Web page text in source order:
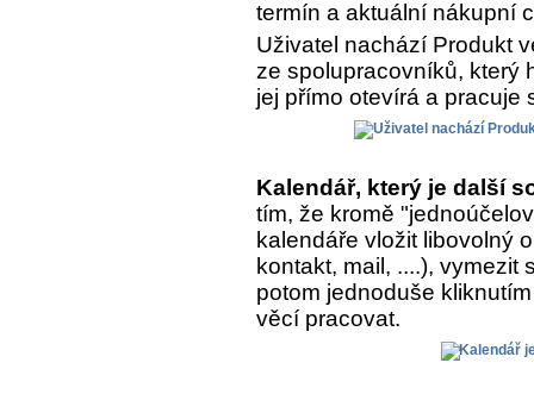
termín a aktuální nákupní
Uživatel nachází Produkt
ze spolupracovníků, který
jej přímo otevírá a pracuje
Kalendář, který je další
tím, že kromě
kalendáře vložit libovolný
kontakt, mail, ....), vymezit
potom jednoduše
věcí pracovat.